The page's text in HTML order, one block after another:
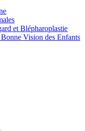
et Blépharoplastie
Vision des Enfants